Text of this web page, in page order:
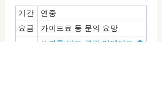
기간
연중
요금
가이드료 등 문의 요망
쓰가루 반도 관광 어텐던트 추